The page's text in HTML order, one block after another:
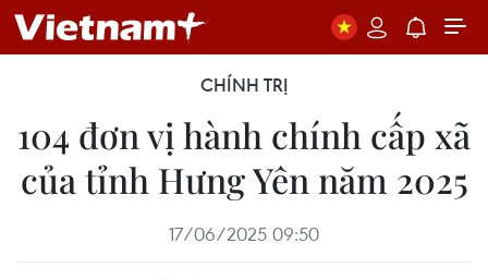
CHÍNH TRỊ
104 đơn vị hành chính cấp xã
của tỉnh Hưng Yên năm 2025
17/06/2025 09:50